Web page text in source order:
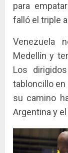
para
falló el triple
Venezuela
Medellín y
Los
tabloncillo
su camino
Argentina y